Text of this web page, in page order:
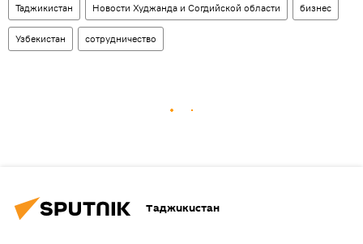
Таджикистан Новости Худжанда и Согдийской области бизнес
Узбекистан сотрудничество
Таджикистан